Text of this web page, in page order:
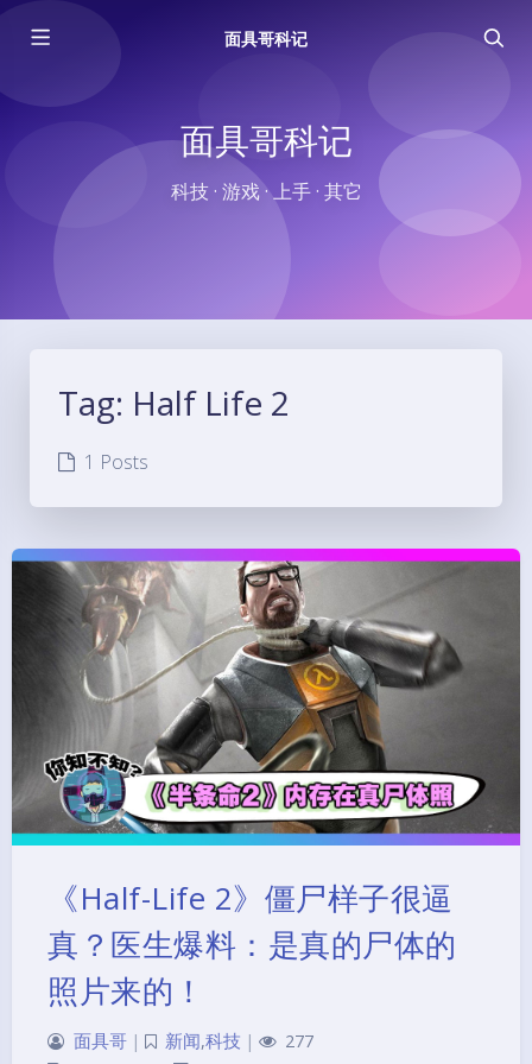
面具哥科记
面具哥科记
科技 · 游戏 · 上手 · 其它
Tag: Half Life 2
1 Posts
《Half-Life 2》僵尸样子很逼
真？医生爆料：是真的尸体的
照片来的！
面具哥 | 新闻,科技 |
277